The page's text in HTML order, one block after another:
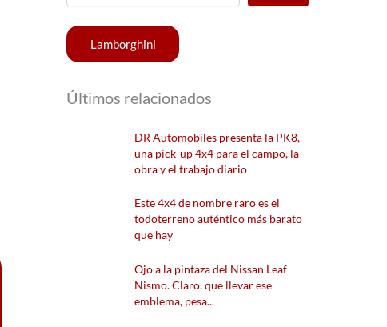
Lamborghini
Últimos relacionados
DR Automobiles presenta la PK8,
una pick-up 4x4 para el campo, la
obra y el trabajo diario
Este 4x4 de nombre raro es el
todoterreno auténtico más barato
que hay
Ojo a la pintaza del Nissan Leaf
Nismo. Claro, que llevar ese
emblema, pesa...